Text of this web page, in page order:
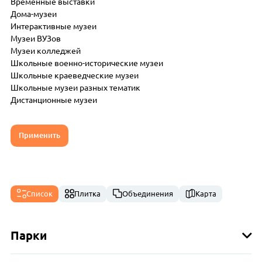
Дома-музеи
Интерактивные музеи
Музеи ВУЗов
Музеи колледжей
Школьные военно-исторические музеи
Школьные краеведческие музеи
Школьные музеи разных тематик
Дистанционные музеи
Применить
Список Плитка Объединения Карта
Парки